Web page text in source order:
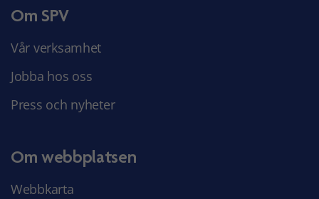
Om SPV
Vår verksamhet
Jobba hos oss
Press och nyheter
Om webbplatsen
Webbkarta